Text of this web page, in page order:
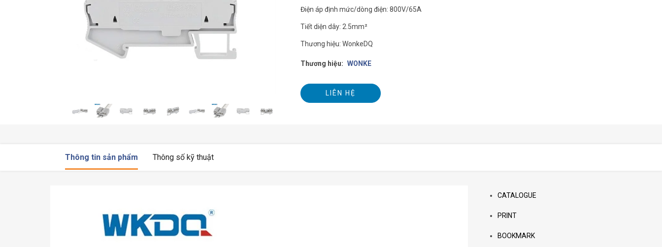
Điện áp định mức/dòng điện: 800V/65A
Tiết diện dây: 2.5mm²
Thương hiệu: WonkeDQ
Thương hiệu: WONKE
LIÊN HỆ
Thông tin sản phẩm Thông số kỹ thuật
CATALOGUE
PRINT
BOOKMARK